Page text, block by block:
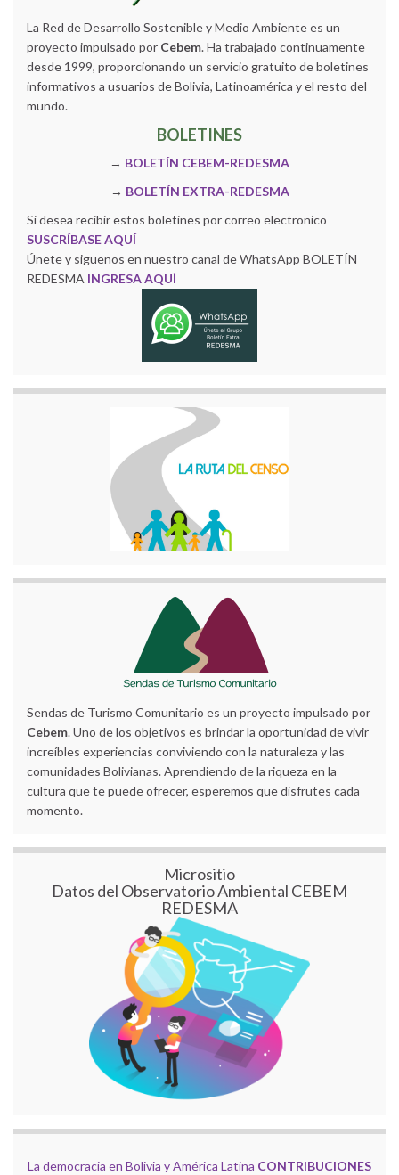
La Red de Desarrollo Sostenible y Medio Ambiente es un
proyecto impulsado por Cebem. Ha trabajado continuamente
desde 1999, proporcionando un servicio gratuito de boletines
informativos a usuarios de Bolivia, Latinoamérica y el resto del
mundo.
BOLETINES
→ BOLETÍN CEBEM-REDESMA
→ BOLETÍN EXTRA-REDESMA
Si desea recibir estos boletines por correo electronico
SUSCRÍBASE AQUÍ
Únete y siguenos en nuestro canal de WhatsApp BOLETÍN
REDESMA INGRESA AQUÍ
Sendas de Turismo Comunitario es un proyecto impulsado por
Cebem. Uno de los objetivos es brindar la oportunidad de vivir
increíbles experiencias conviviendo con la naturaleza y las
comunidades Bolivianas. Aprendiendo de la riqueza en la
cultura que te puede ofrecer, esperemos que disfrutes cada
momento.
Micrositio
Datos del Observatorio Ambiental CEBEM
REDESMA
La democracia en Bolivia y América Latina CONTRIBUCIONES